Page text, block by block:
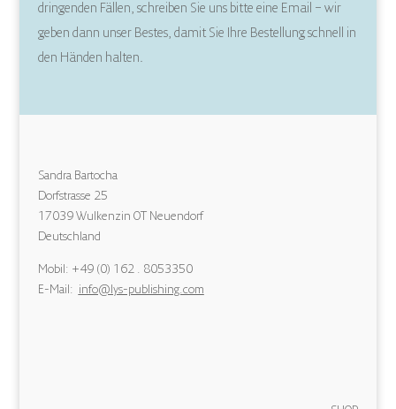
dringenden Fällen, schreiben Sie uns bitte eine Email – wir
geben dann unser Bestes, damit Sie Ihre Bestellung schnell in
den Händen halten.
Sandra Bartocha
Dorfstrasse 25
17039 Wulkenzin OT Neuendorf
Deutschland
Mobil: +49 (0) 162 . 8053350
E-Mail: info@lys-publishing.com